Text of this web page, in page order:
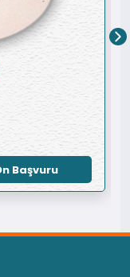
Başvuru